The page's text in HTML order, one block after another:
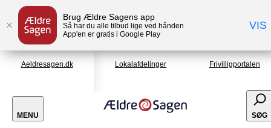
Brug Ældre Sagens app
Så har du alle tilbud lige ved hånden
App'en er gratis i Google Play
VIS
Aeldresagen.dk Lokalafdelinger Frivilligportalen
MENU SØG